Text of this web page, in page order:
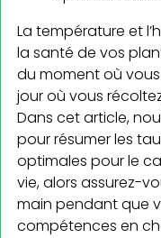
La température et
la santé de vos
du moment où
jour où vous
Dans cet article,
pour résumer les
optimales pour le
vie, alors assurez-
main pendant que
compétences en